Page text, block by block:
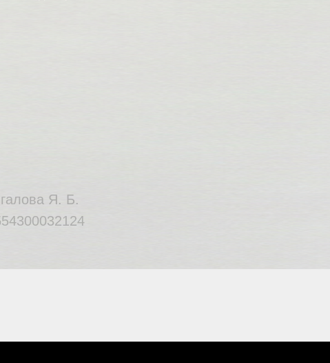
Я. Б.